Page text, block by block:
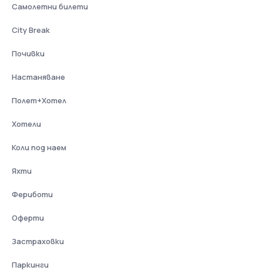
Самолетни билети
City Break
Почивки
Настаняване
Полет+Хотел
Хотели
Коли под наем
Яхти
Фериботи
Оферти
Застраховки
Паркинги